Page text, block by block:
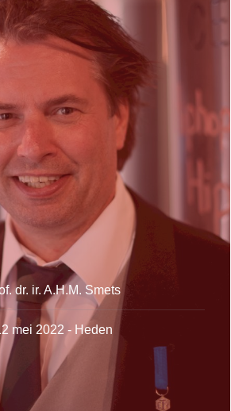
dr. ir. A.H.M. Smets
mei 2022 - Heden